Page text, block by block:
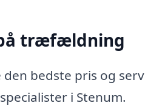
træfældning
den bedste pris og
i Stenum.